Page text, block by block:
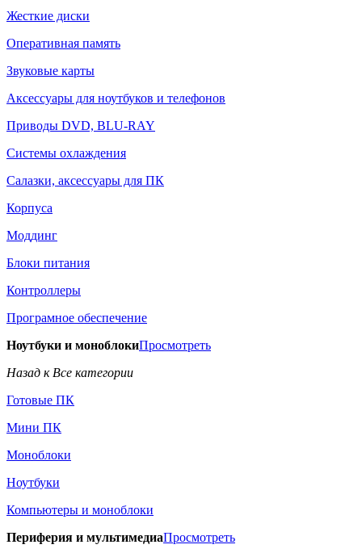
Жесткие диски
Оперативная память
Звуковые карты
Аксессуары для ноутбуков и телефонов
Приводы DVD, BLU-RAY
Системы охлаждения
Салазки, аксессуары для ПК
Корпуса
Моддинг
Блоки питания
Контроллеры
Програмное обеспечение
Ноутбуки и моноблокиПросмотреть
Назад к Все категории
Готовые ПК
Мини ПК
Моноблоки
Ноутбуки
Компьютеры и моноблоки
Периферия и мультимедиаПросмотреть